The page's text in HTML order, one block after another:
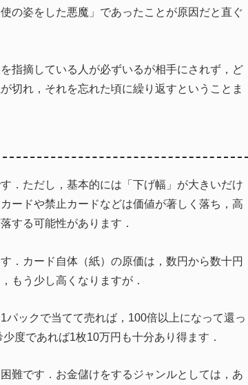
の姿をした悪魔」であったことが原因だと直ぐ
指摘している人が必ずいるが相手にされず，ど
切れ，それを忘れた頃に繰り返すということま
．ただし，基本的には「下げ幅」が大きいだけ
ードや禁止カードなどは価値が著しく落ち，高
する可能性があります．
．カード自体（紙）の原価は，数円から数十円
もう少し高くなりますが．
ックで当てて売れば，100倍以上になって還っ
度であれば1枚10万円も十分あり得ます．
難です．お金儲けをするジャンルとしては，あ